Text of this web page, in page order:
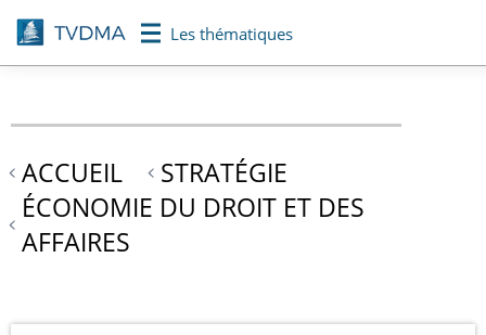
Aller
au
contenu
Les thématiques
ACCUEIL
STRATÉGIE
ÉCONOMIE DU DROIT ET DES
AFFAIRES